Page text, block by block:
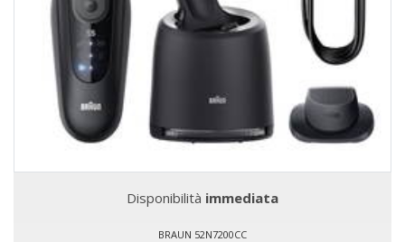
Disponibilità immediata
BRAUN 52N7200CC